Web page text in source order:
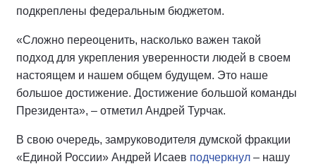
подкреплены федеральным бюджетом.
«Сложно переоценить, насколько важен такой
подход для укрепления уверенности людей в своем
настоящем и нашем общем будущем. Это наше
большое достижение. Достижение большой команды
Президента», – отметил Андрей Турчак.
В свою очередь, замруководителя думской фракции
«Единой России» Андрей Исаев подчеркнул – нашу